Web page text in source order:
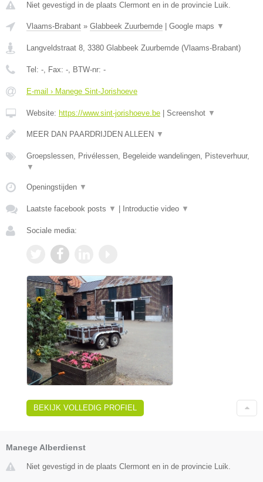
Niet gevestigd in de plaats Clermont en in de provincie Luik.
Vlaams-Brabant » Glabbeek Zuurbemde Google maps ▼
Langveldstraat 8, 3380 Glabbeek Zuurbemde (Vlaams-Brabant)
Tel: -, Fax: -, BTW-nr: -
E-mail › Manege Sint-Jorishoeve
Website: https://www.sint-jorishoeve.be Screenshot ▼
MEER DAN PAARDRIJDEN ALLEEN ▼
Groepslessen, Privélessen, Begeleide wandelingen, Pisteverhuur,
▼
Openingstijden ▼
Laatste facebook posts ▼ Introductie video ▼
Sociale media:
BEKIJK VOLLEDIG PROFIEL
Manege Alberdienst
Niet gevestigd in de plaats Clermont en in de provincie Luik.